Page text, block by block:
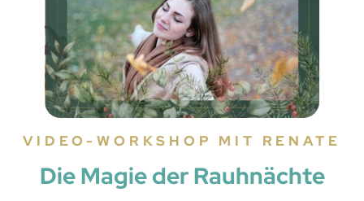
VIDEO-WORKSHOP MIT RENATE
Die Magie der Rauhnächte